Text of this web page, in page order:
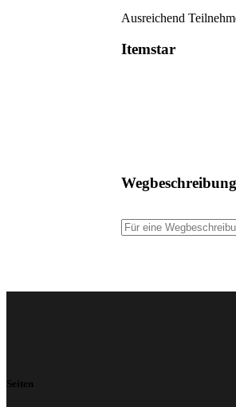
Ausreichend
Itemstar
Seiten